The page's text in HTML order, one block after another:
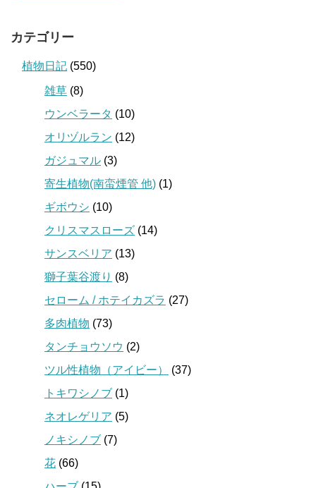
カテゴリー
植物日記 (550)
雑草 (8)
ウンベラータ (10)
オリヅルラン (12)
ガジュマル (3)
寄生植物(南蛮煙管 他) (1)
ギボウシ (10)
クリスマスローズ (14)
サンスベリア (13)
獅子葉谷渡り (8)
セローム / ホテイカズラ (27)
多肉植物 (73)
タンチョウソウ (2)
ツル性植物（アイビー）
(37)
トキワシノブ (1)
ネオレゲリア (5)
ノキシノブ (7)
花 (66)